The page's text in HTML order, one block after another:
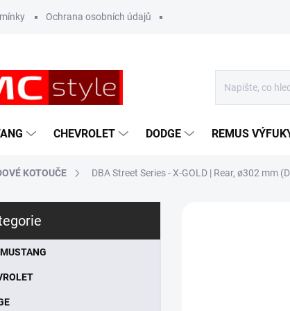
Ochrana osobních údajů
CHEVROLET DODGE REMUS
KOTOUČE DBA Street Series - X-GOLD | Rear, ø302 mm